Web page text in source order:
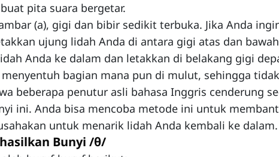
pita suara bergetar.
(a), gigi dan bibir sedikit terbuka. Jika Anda
ujung lidah Anda di antara gigi atas dan
Anda ke dalam dan letakkan di belakang gigi
bagian mana pun di mulut, sehingga
beberapa penutur asli bahasa Inggris cenderung
ini. Anda bisa mencoba metode ini untuk
untuk menarik lidah Anda kembali ke dalam.
Bunyi /θ/